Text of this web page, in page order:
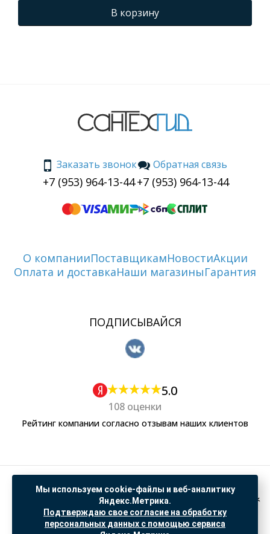
В корзину
Заказать звонок
+7 (953) 964-13-44
Обратная связь
+7 (953) 964-13-44
О компанииПоставщикамНовостиАкции
Оплата и доставкаНаши магазиныГарантия
ПОДПИСЫВАЙСЯ
5.0
108 оценки
Рейтинг компании согласно отзывам наших клиентов
Политика обработки персональных данных
Согласие на обработку данных Яндекс Метрика
"© ООО “САНТЕХГИД”, 2026. Все права защищены. Предложение не является публичной
офертой, цены и информация на сайте ознакомительные
Мы используем cookie-файлы и веб-аналитику
Яндекс.Метрика.
Подтверждаю свое согласие на обработку
персональных данных с помощью сервиса